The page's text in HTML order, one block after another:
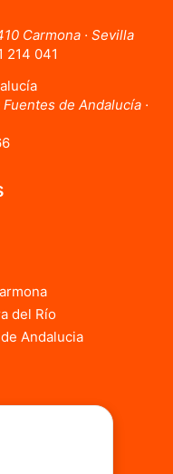
del Río
Andalucia
Carmona · Sevilla
214 041
de Andalucía ·